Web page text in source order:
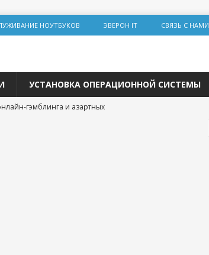
НОУТБУКОВ ЭВЕРОН IT СВЯЗЬ С НАМИ
УСТАНОВКА ОПЕРАЦИОННОЙ СИСТЕМЫ
гэмблинга и азартных